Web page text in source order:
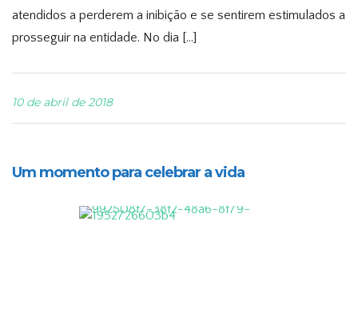
atendidos a perderem a inibição e se sentirem estimulados a
prosseguir na entidade. No dia […]
10 de abril de 2018
Um momento para celebrar a vida